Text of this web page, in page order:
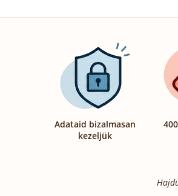
Adataid bizalmasan
kezeljük